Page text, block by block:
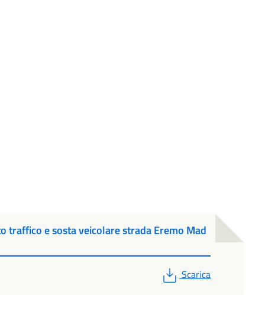
traffico e sosta veicolare strada Eremo Mad
PDF
Scarica